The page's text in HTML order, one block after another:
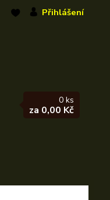
Přihlášení
0 ks
za 0,00 Kč